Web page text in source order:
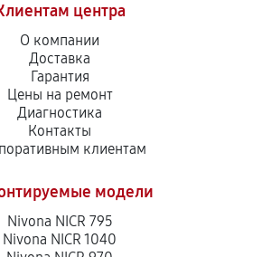
центра
О компании
Доставка
Гарантия
Цены на ремонт
Диагностика
Контакты
клиентам
модели
Nivona NICR 795
Nivona NICR 1040